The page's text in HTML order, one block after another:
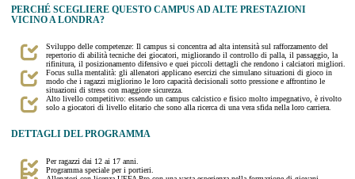
PERCHÉ SCEGLIERE QUESTO CAMPUS AD ALTE PRESTAZIONI
VICINO A LONDRA?
Sviluppo delle competenze: Il campus si concentra ad alta intensità sul rafforzamento del
repertorio di abilità tecniche dei giocatori, migliorando il controllo di palla, il passaggio, la
rifinitura, il posizionamento difensivo e quei piccoli dettagli che rendono i calciatori migliori.
Focus sulla mentalità: gli allenatori applicano esercizi che simulano situazioni di gioco in
modo che i ragazzi migliorino le loro capacità decisionali sotto pressione e affrontino le
situazioni di stress con maggiore sicurezza.
Alto livello competitivo: essendo un campus calcistico e fisico molto impegnativo, è rivolto
solo a giocatori di livello elitario che sono alla ricerca di una vera sfida nella loro carriera.
DETTAGLI DEL PROGRAMMA
Per ragazzi dai 12 ai 17 anni.
Programma speciale per i portieri.